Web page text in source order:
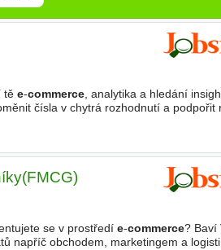
tě e-commerce, analytika a hledání
čísla v chytrá rozhodnutí a podpořit
se v prostředí e-commerce? Baví
napříč obchodem, marketingem a